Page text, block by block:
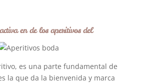
en de los aperitivos del
es una parte fundamental de
la que da la bienvenida y marca